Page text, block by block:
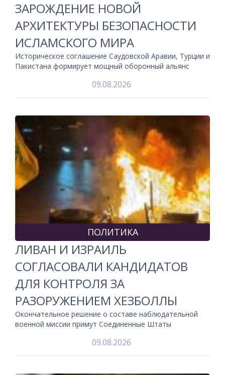
ЗАРОЖДЕНИЕ НОВОЙ
АРХИТЕКТУРЫ БЕЗОПАСНОСТИ
ИСЛАМСКОГО МИРА
Историческое соглашение Саудовской Аравии, Турции и
Пакистана формирует мощный оборонный альянс
09.08.2026
ПОЛИТИКА
ЛИВАН И ИЗРАИЛЬ
СОГЛАСОВАЛИ КАНДИДАТОВ
ДЛЯ КОНТРОЛЯ ЗА
РАЗОРУЖЕНИЕМ ХЕЗБОЛЛЫ
Окончательное решение о составе наблюдательной
военной миссии примут Соединенные Штаты
09.08.2026